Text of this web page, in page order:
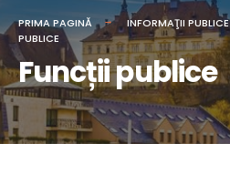
PRIMA PAGINĂ INFORMAŢII PUBLICE
PUBLICE
Funcții publice